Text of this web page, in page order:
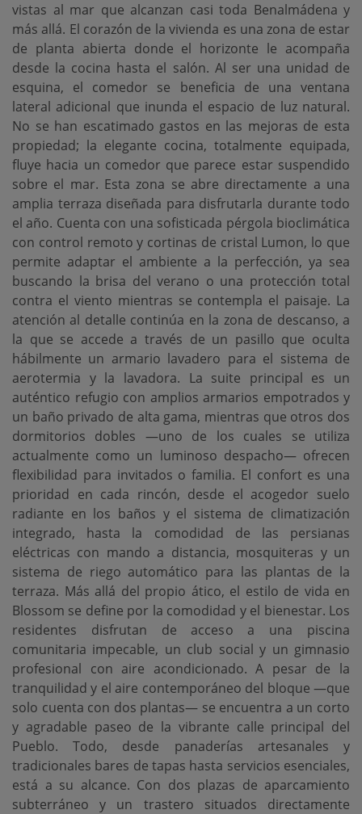
vistas al mar que alcanzan casi toda Benalmádena y
más allá. El corazón de la vivienda es una zona de estar
de planta abierta donde el horizonte le acompaña
desde la cocina hasta el salón. Al ser una unidad de
esquina, el comedor se beneficia de una ventana
lateral adicional que inunda el espacio de luz natural.
No se han escatimado gastos en las mejoras de esta
propiedad; la elegante cocina, totalmente equipada,
fluye hacia un comedor que parece estar suspendido
sobre el mar. Esta zona se abre directamente a una
amplia terraza diseñada para disfrutarla durante todo
el año. Cuenta con una sofisticada pérgola bioclimática
con control remoto y cortinas de cristal Lumon, lo que
permite adaptar el ambiente a la perfección, ya sea
buscando la brisa del verano o una protección total
contra el viento mientras se contempla el paisaje. La
atención al detalle continúa en la zona de descanso, a
la que se accede a través de un pasillo que oculta
hábilmente un armario lavadero para el sistema de
aerotermia y la lavadora. La suite principal es un
auténtico refugio con amplios armarios empotrados y
un baño privado de alta gama, mientras que otros dos
dormitorios dobles —uno de los cuales se utiliza
actualmente como un luminoso despacho— ofrecen
flexibilidad para invitados o familia. El confort es una
prioridad en cada rincón, desde el acogedor suelo
radiante en los baños y el sistema de climatización
integrado, hasta la comodidad de las persianas
eléctricas con mando a distancia, mosquiteras y un
sistema de riego automático para las plantas de la
terraza. Más allá del propio ático, el estilo de vida en
Blossom se define por la comodidad y el bienestar. Los
residentes disfrutan de acceso a una piscina
comunitaria impecable, un club social y un gimnasio
profesional con aire acondicionado. A pesar de la
tranquilidad y el aire contemporáneo del bloque —que
solo cuenta con dos plantas— se encuentra a un corto
y agradable paseo de la vibrante calle principal del
Pueblo. Todo, desde panaderías artesanales y
tradicionales bares de tapas hasta servicios esenciales,
está a su alcance. Con dos plazas de aparcamiento
subterráneo y un trastero situados directamente